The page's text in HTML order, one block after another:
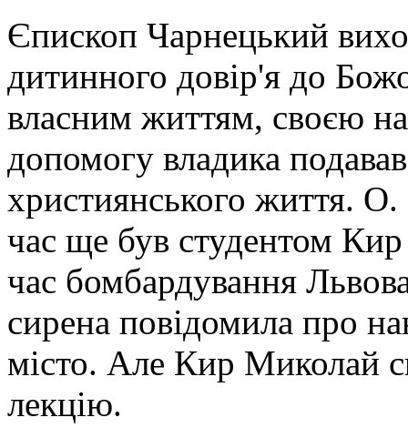
Єпископ Чарнецький
дитинного довір'я до
власним життям, своєю
допомогу владика
християнського життя.
час ще був студентом
час бомбардування
сирена повідомила про
місто. Але Кир Миколай
лекцію.